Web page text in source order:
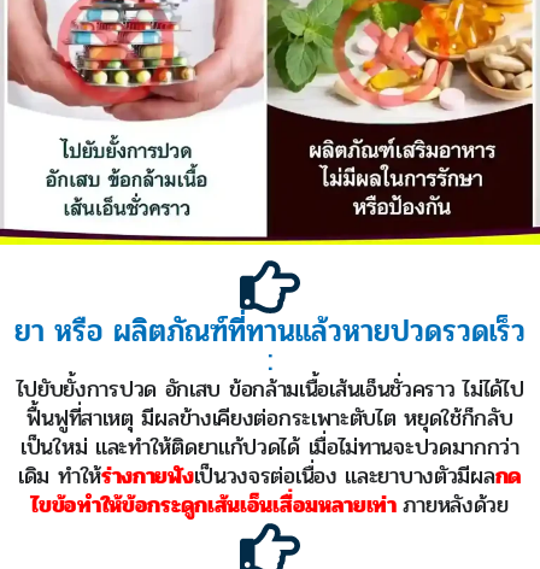
ยา หรือ ผลิตภัณฑ์ที่ทานแล้วหายปวดรวดเร็ว
:
ไปยับยั้งการปวด อักเสบ ข้อกล้ามเนื้อเส้นเอ็นชั่วคราว ไม่ได้ไป
ฟื้นฟูที่สาเหตุ มีผลข้างเคียงต่อกระเพาะตับไต หยุดใช้ก็กลับ
เป็นใหม่ และทำให้ติดยาแก้ปวดได้ เมื่อไม่ทานจะปวดมากกว่า
เดิม ทำให้ร่างกายพังเป็นวงจรต่อเนื่อง และยาบางตัวมีผลกด
ไขข้อทำให้ข้อกระดูกเส้นเอ็นเสื่อมหลายเท่าภายหลังด้วย